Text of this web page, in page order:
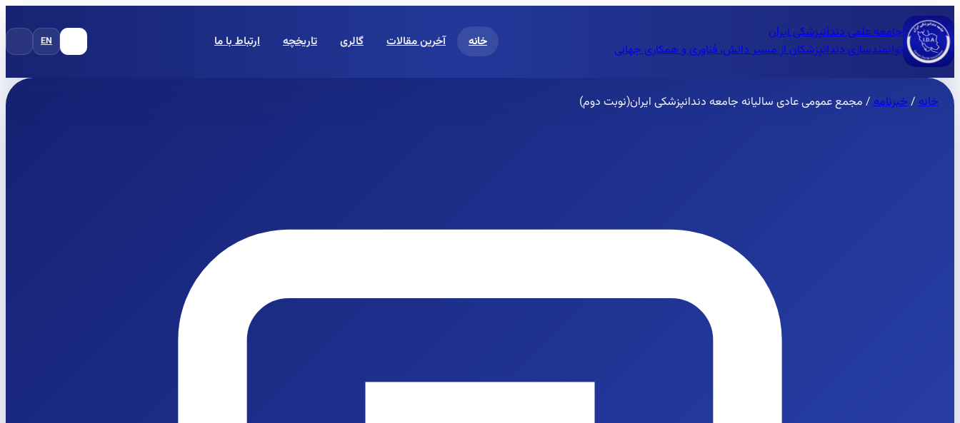
جامعه علمی دندانپزشکی ایران
توانمندسازی دندانپزشکان از مسیر دانش، فناوری و همکاری جهانی
خانه آخرین مقالات گالری تاریخچه ارتباط با ما EN
خانه/خبرنامه/ مجمع عمومی عادی سالیانه جامعه دندانپزشکی ایران(نوبت دوم)